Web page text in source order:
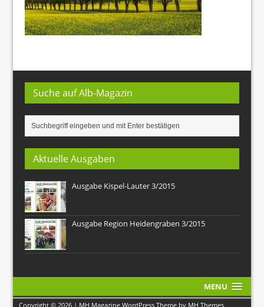
Suche auf Alb-Magazin
Aktuelle Ausgaben
Ausgabe Kispel-Lauter 3/2015
Ausgabe Region Heidengraben 3/2015
MENU
Copyright © 2026 | MH Magazine WordPress Theme by MH Themes